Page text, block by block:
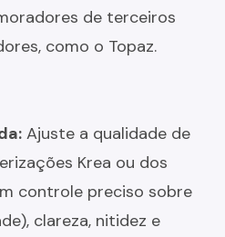
de terceiros
como o Topaz.
Ajuste a qualidade de
Krea ou dos
controle preciso sobre
clareza, nitidez e